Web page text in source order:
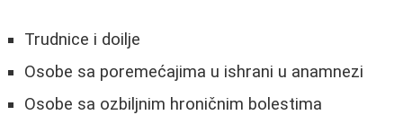
Trudnice i doilje
Osobe sa poremećajima u ishrani u anamnezi
Osobe sa ozbiljnim hroničnim bolestima